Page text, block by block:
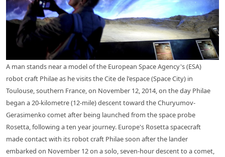
A man stands near a model of the European Space Agency's (ESA)
robot craft Philae as he visits the Cite de l'espace (Space City) in
Toulouse, southern France, on November 12, 2014, on the day Philae
began a 20-kilometre (12-mile) descent toward the Churyumov-
Gerasimenko comet after being launched from the space probe
Rosetta, following a ten year journey. Europe's Rosetta spacecraft
made contact with its robot craft Philae soon after the lander
embarked on November 12 on a solo, seven-hour descent to a comet,